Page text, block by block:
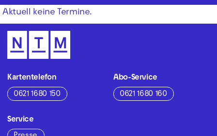
Aktuell keine Termine.
Kartentelefon
0621 1680 150
Abo-Service
0621 1680 160
Service